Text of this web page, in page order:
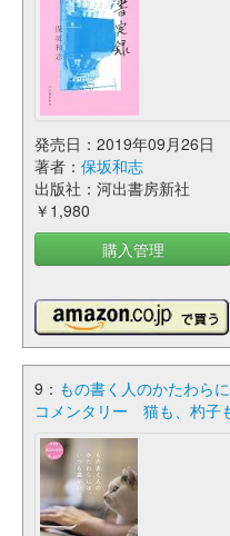
発売日：2019年09月26日
著者： 保坂和志
出版社：河出書房新社
￥1,980
購入管理
9： もの書く人のかたわ
コメンタリー 猫も、杓子